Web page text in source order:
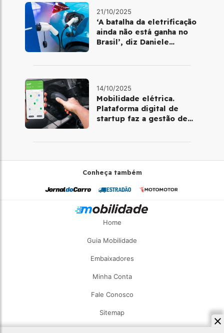
21/10/2025
‘A batalha da eletrificação
ainda não está ganha no
Brasil’, diz Daniele
14/10/2025
Mobilidade elétrica.
Plataforma digital de
startup faz a gestão de
Conheça também
Home
Guia Mobilidade
Embaixadores
Minha Conta
Fale Conosco
Sitemap